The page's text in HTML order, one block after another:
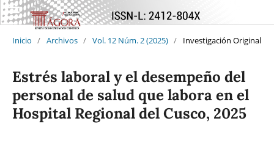
Inicio / Archivos / Vol. 12 Núm. 2 (2025) / Investigación Original
Estrés laboral y el desempeño del
personal de salud que labora en el
Hospital Regional del Cusco, 2025